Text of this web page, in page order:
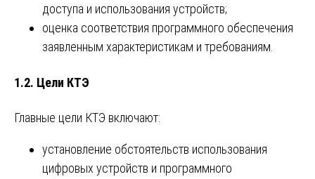
доступа и использования устройств;
оценка соответствия программного обеспечения
заявленным характеристикам и требованиям.
1.2. Цели КТЭ
Главные цели КТЭ включают:
установление обстоятельств использования
цифровых устройств и программного